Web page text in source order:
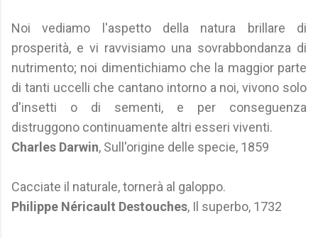
Noi vediamo l'aspetto della natura brillare di
prosperità, e vi ravvisiamo una sovrabbondanza di
nutrimento; noi dimentichiamo che la maggior parte
di tanti uccelli che cantano intorno a noi, vivono solo
d'insetti o di sementi, e per conseguenza
distruggono continuamente altri esseri viventi.
Charles Darwin, Sull'origine delle specie, 1859
Cacciate il naturale, tornerà al galoppo.
Philippe Néricault Destouches, Il superbo, 1732